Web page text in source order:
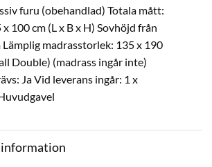
furu (obehandlad) Totala mått:
100 cm (L x B x H) Sovhöjd från
Lämplig madrasstorlek: 135 x 190
Double) (madrass ingår inte)
Ja Vid leverans ingår: 1 x